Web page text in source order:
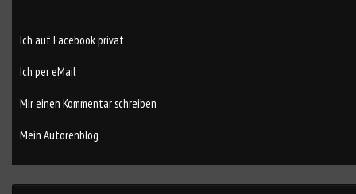
Ich auf Facebook privat
Ich per eMail
Mir einen Kommentar schreiben
Mein Autorenblog